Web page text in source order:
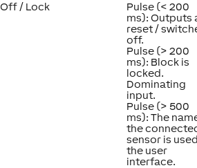
Off / Lock
Pulse (< 200
ms): Outputs
reset /
off.
Pulse (> 200
ms): Block is
locked.
Dominating
input.
Pulse (> 500
ms): The
the
sensor is
the user
interface.